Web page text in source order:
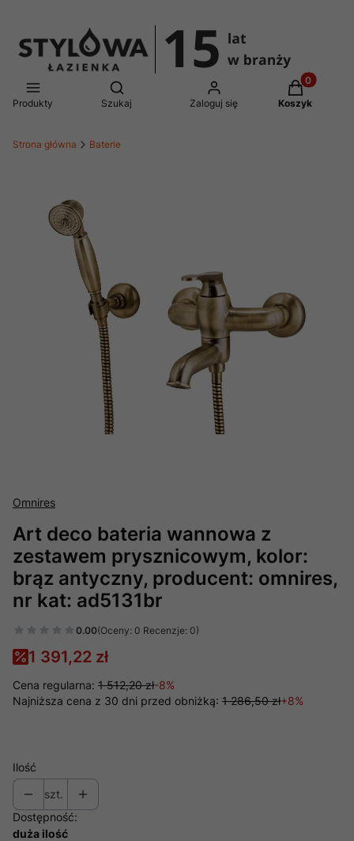
Produkty
Otwórz wyszukiwarkę
Szukaj Zaloguj się
Produkty
Koszyk
Strona główna Baterie
Omnires
Art deco bateria wannowa z
zestawem prysznicowym, kolor:
brąz antyczny, producent: omnires,
nr kat: ad5131br
0.00(Oceny: 0 Recenzje: 0)
1 391,22 zł
Cena regularna: 1 512,20 zł-8%
Najniższa cena z 30 dni przed obniżką: 1 286,50 zł+8%
Ilość
szt.
Dostępność:
duża ilość